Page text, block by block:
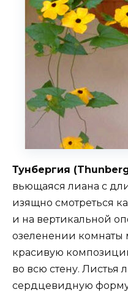
Тунбергия
вьющаяся лиана с
изящно смотреться
и на вертикальной
озеленении комнаты
красивую
во всю стену. Листья
сердцевидную